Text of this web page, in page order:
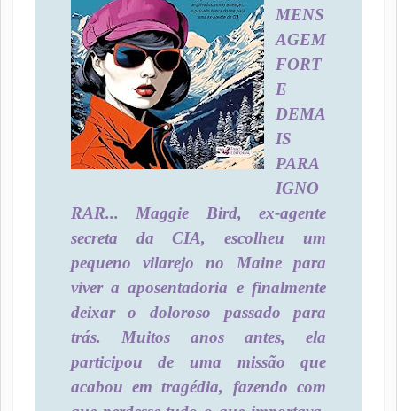
MENS
AGEM
FORT
E
DEMA
IS
PARA
IGNO
RAR... Maggie Bird, ex-agente
secreta da CIA, escolheu um
pequeno vilarejo no Maine para
viver a aposentadoria e finalmente
deixar o doloroso passado para
trás. Muitos anos antes, ela
participou de uma missão que
acabou em tragédia, fazendo com